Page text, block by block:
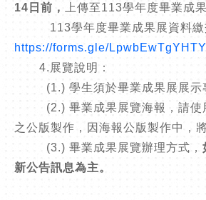
14日前，
上傳至113學年度畢業成
113學年度畢業成果展資料繳
https://forms.gle/
4.展覽說明：
(1.) 學生須於畢業成果展展示專
(2.) 畢業成果展覽海報，請使
之公版製作，因海報公版製作中，
(3.) 畢業成果展覽辦理方式，
新公告訊息為主。